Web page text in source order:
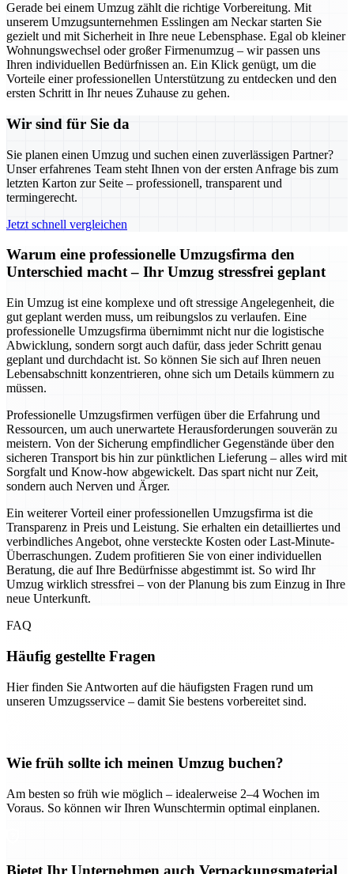
Gerade bei einem Umzug zählt die richtige Vorbereitung. Mit
unserem Umzugsunternehmen Esslingen am Neckar starten Sie
gezielt und mit Sicherheit in Ihre neue Lebensphase. Egal ob kleiner
Wohnungswechsel oder großer Firmenumzug – wir passen uns
Ihren individuellen Bedürfnissen an. Ein Klick genügt, um die
Vorteile einer professionellen Unterstützung zu entdecken und den
ersten Schritt in Ihr neues Zuhause zu gehen.
Wir sind für Sie da
Sie planen einen Umzug und suchen einen zuverlässigen Partner?
Unser erfahrenes Team steht Ihnen von der ersten Anfrage bis zum
letzten Karton zur Seite – professionell, transparent und
termingerecht.
Jetzt schnell vergleichen
Warum eine professionelle Umzugsfirma den
Unterschied macht – Ihr Umzug stressfrei geplant
Ein Umzug ist eine komplexe und oft stressige Angelegenheit, die
gut geplant werden muss, um reibungslos zu verlaufen. Eine
professionelle Umzugsfirma übernimmt nicht nur die logistische
Abwicklung, sondern sorgt auch dafür, dass jeder Schritt genau
geplant und durchdacht ist. So können Sie sich auf Ihren neuen
Lebensabschnitt konzentrieren, ohne sich um Details kümmern zu
müssen.
Professionelle Umzugsfirmen verfügen über die Erfahrung und
Ressourcen, um auch unerwartete Herausforderungen souverän zu
meistern. Von der Sicherung empfindlicher Gegenstände über den
sicheren Transport bis hin zur pünktlichen Lieferung – alles wird mit
Sorgfalt und Know-how abgewickelt. Das spart nicht nur Zeit,
sondern auch Nerven und Ärger.
Ein weiterer Vorteil einer professionellen Umzugsfirma ist die
Transparenz in Preis und Leistung. Sie erhalten ein detailliertes und
verbindliches Angebot, ohne versteckte Kosten oder Last-Minute-
Überraschungen. Zudem profitieren Sie von einer individuellen
Beratung, die auf Ihre Bedürfnisse abgestimmt ist. So wird Ihr
Umzug wirklich stressfrei – von der Planung bis zum Einzug in Ihre
neue Unterkunft.
FAQ
Häufig gestellte Fragen
Hier finden Sie Antworten auf die häufigsten Fragen rund um
unseren Umzugsservice – damit Sie bestens vorbereitet sind.
Wie früh sollte ich meinen Umzug buchen?
Am besten so früh wie möglich – idealerweise 2–4 Wochen im
Voraus. So können wir Ihren Wunschtermin optimal einplanen.
Bietet Ihr Unternehmen auch Verpackungsmaterial